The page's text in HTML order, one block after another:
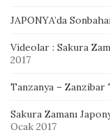
JAPONYA’da
Videolar : Sakura
2017
Tanzanya – Zanzibar
Sakura Zamanı
Ocak 2017